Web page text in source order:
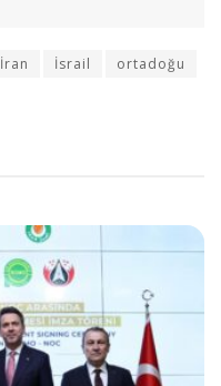
İran İsrail
ortadoğu